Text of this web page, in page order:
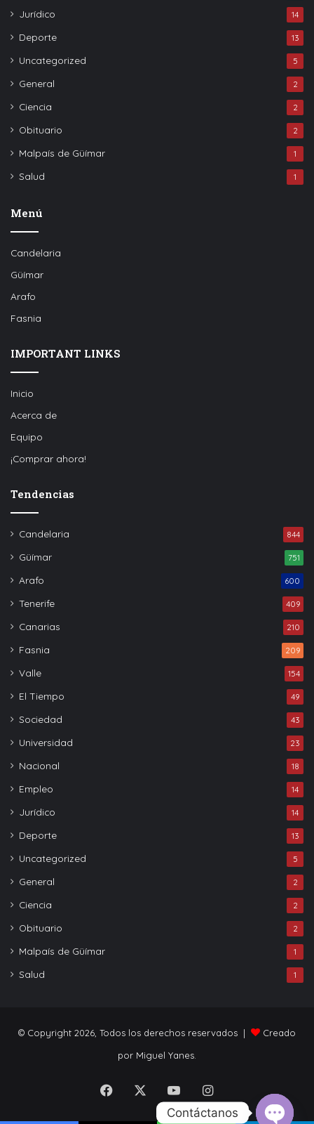
Jurídico 14
Deporte 13
Uncategorized 5
General 2
Ciencia 2
Obituario 2
Malpaís de Güímar 1
Salud 1
Menú
Candelaria
Güímar
Arafo
Fasnia
IMPORTANT LINKS
Inicio
Acerca de
Equipo
¡Comprar ahora!
Tendencias
Candelaria 844
Güímar 751
Arafo 600
Tenerife 409
Canarias 210
Fasnia 209
Valle 154
El Tiempo 49
Sociedad 43
Universidad 23
Nacional 18
Empleo 14
Jurídico 14
Deporte 13
Uncategorized 5
General 2
Ciencia 2
Obituario 2
Malpaís de Güímar 1
Salud 1
© Copyright 2026, Todos los derechos reservados |
Creado
por Miguel Yanes.
Facebook YouTubeInstagram
Contáctanos